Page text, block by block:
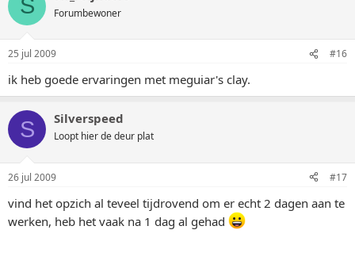
S Forumbewoner
25 jul 2009 #16
ik heb goede ervaringen met meguiar's clay.
S Silverspeed
Loopt hier de deur plat
26 jul 2009 #17
vind het opzich al teveel tijdrovend om er echt 2 dagen aan te
werken, heb het vaak na 1 dag al gehad